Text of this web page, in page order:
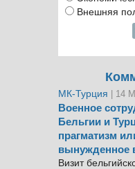
Внешняя
МК-Турция | 14
Военное
Бельгии и
прагматизм
вынужденное
Визит